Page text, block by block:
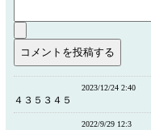
2023/12/24 2:40
４３５３４５
2022/9/29 12:3